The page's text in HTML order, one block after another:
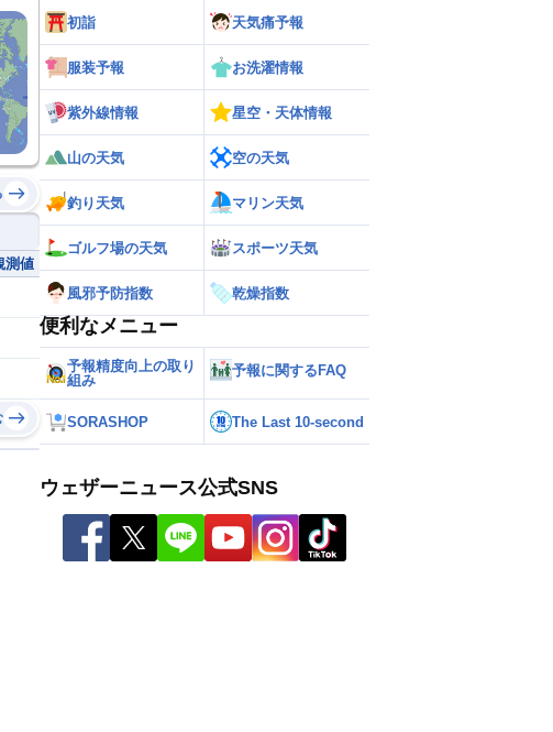
測値
初詣 天気痛予報
服装予報 お洗濯情報
紫外線情報 星空・天体情報
山の天気 空の天気
釣り天気 マリン天気
ゴルフ場の天気 スポーツ天気
風邪予防指数 乾燥指数
便利なメニュー
予報精度向上の取り
組み
予報に関するFAQ
SORASHOP The Last 10-second
ウェザーニュース公式SNS